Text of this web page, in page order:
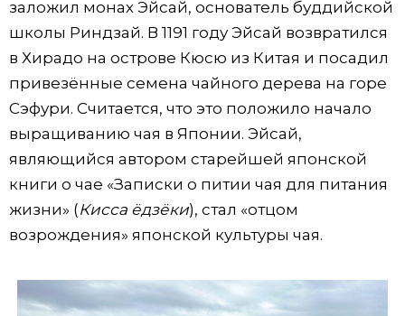
заложил монах Эйсай, основатель буддийской
школы Риндзай. В 1191 году Эйсай возвратился
в Хирадо на острове Кюсю из Китая и посадил
привезённые семена чайного дерева на горе
Сэфури. Считается, что это положило начало
выращиванию чая в Японии. Эйсай,
являющийся автором старейшей японской
книги о чае «Записки о питии чая для питания
жизни» (Кисса ёдзёки), стал «отцом
возрождения» японской культуры чая.